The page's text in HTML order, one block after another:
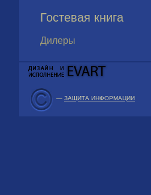
Гостевая книга
Дилеры
— ЗАЩИТА ИНФОРМАЦИИ